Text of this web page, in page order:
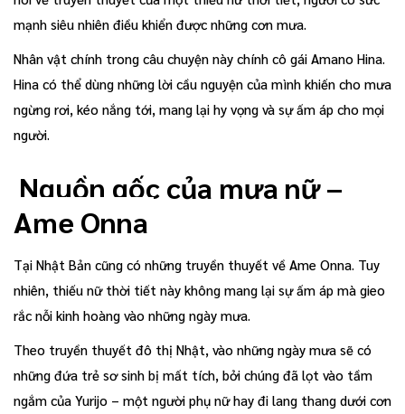
mạnh siêu nhiên điều khiển được những cơn mưa.
Nhân vật chính trong câu chuyện này chính cô gái Amano Hina.
Hina có thể dùng những lời cầu nguyện của mình khiến cho mưa
ngừng rơi, kéo nắng tới, mang lại hy vọng và sự ấm áp cho mọi
người.
Nguồn gốc của mưa nữ –
Ame Onna
Tại Nhật Bản cũng có những truyền thuyết về Ame Onna. Tuy
nhiên, thiếu nữ thời tiết này không mang lại sự ấm áp mà gieo
rắc nỗi kinh hoàng vào những ngày mưa.
Theo truyền thuyết đô thị Nhật, vào những ngày mưa sẽ có
những đứa trẻ sơ sinh bị mất tích, bởi chúng đã lọt vào tầm
ngắm của Yurijo – một người phụ nữ hay đi lang thang dưới cơn